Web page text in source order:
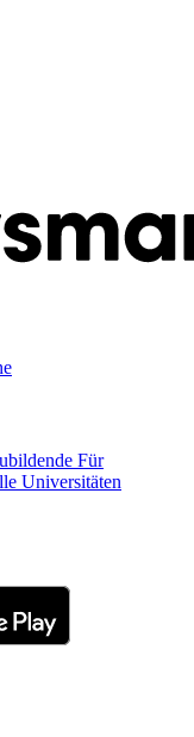
Für
Universitäten